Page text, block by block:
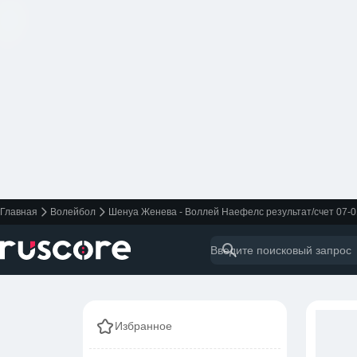
Главная Волейбол Шенуа Женева - Воллей Наефелс результат/счет 07-
Избранное